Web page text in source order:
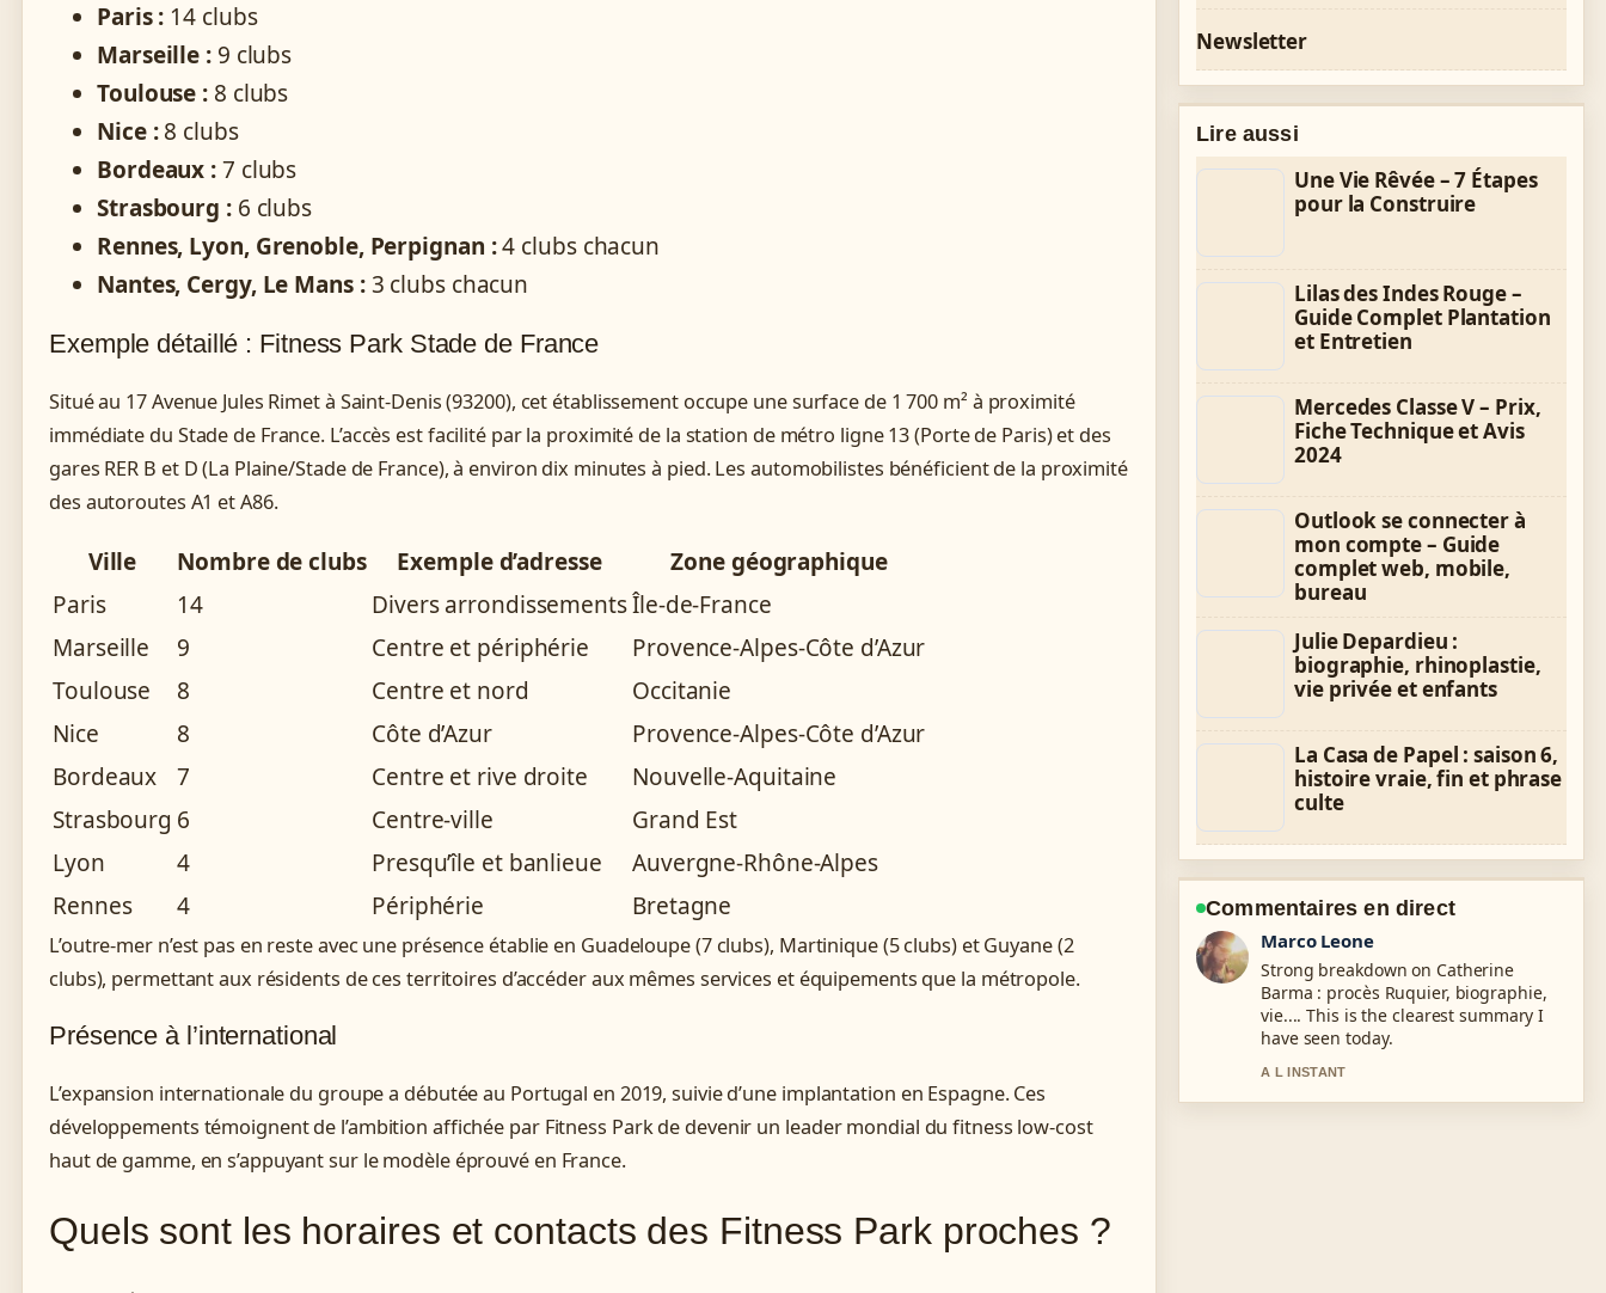
Paris : 14 clubs
Marseille :9 clubs
Toulouse : 8 clubs
Nice :8 clubs
Bordeaux :7 clubs
Strasbourg :6 clubs
Rennes, Lyon, Grenoble, Perpignan :4 clubs chacun
Nantes, Cergy, Le Mans :3 clubs chacun
Exemple détaillé : Fitness Park Stade de France
Situé au 17 Avenue Jules Rimet à Saint-Denis (93200), cet établissement occupe une surface de 1 700 m² à proximité
immédiate du Stade de France. L’accès est facilité par la proximité de la station de métro ligne 13 (Porte de Paris) et des
gares RER B et D (La Plaine/Stade de France), à environ dix minutes à pied. Les automobilistes bénéficient de la proximité
des autoroutes A1 et A86.
Ville Nombre de clubs Exemple d’adresse
Zone géographique
Paris
14 Divers arrondissementsÎle-de-France
Marseille
9 Centre et périphérie
Provence-Alpes-Côte d’Azur
Toulouse
8 Centre et nord
Occitanie
Nice
8 Côte d’Azur
Provence-Alpes-Côte d’Azur
Bordeaux
7 Centre et rive droite
Nouvelle-Aquitaine
Strasbourg 6 Centre-ville
Grand Est
Lyon
4 Presqu’île et banlieue
Auvergne-Rhône-Alpes
Rennes
4 Périphérie Bretagne
L’outre-mer n’est pas en reste avec une présence établie en Guadeloupe (7 clubs), Martinique (5 clubs) et Guyane (2
clubs), permettant aux résidents de ces territoires d’accéder aux mêmes services et équipements que la métropole.
Présence à l’international
L’expansion internationale du groupe a débutée au Portugal en 2019, suivie d’une implantation en Espagne. Ces
développements témoignent de l’ambition affichée par Fitness Park de devenir un leader mondial du fitness low-cost
haut de gamme, en s’appuyant sur le modèle éprouvé en France.
Quels sont les horaires et contacts des Fitness Park proches ?
Newsletter
Lire aussi
Une Vie Rêvée – 7 Étapes
pour la Construire
Lilas des Indes Rouge –
Guide Complet Plantation
et Entretien
Mercedes Classe V – Prix,
Fiche Technique et Avis
2024
Outlook se connecter à
mon compte – Guide
complet web, mobile,
bureau
Julie Depardieu :
biographie, rhinoplastie,
vie privée et enfants
La Casa de Papel : saison 6,
histoire vraie, fin et phrase
culte
Commentaires en direct
Nina Brooks
Following Liane Foly : biographie,
carrière, vie privée... closely -
appreciate the balanced tone here.
3 MIN PLUS TOT